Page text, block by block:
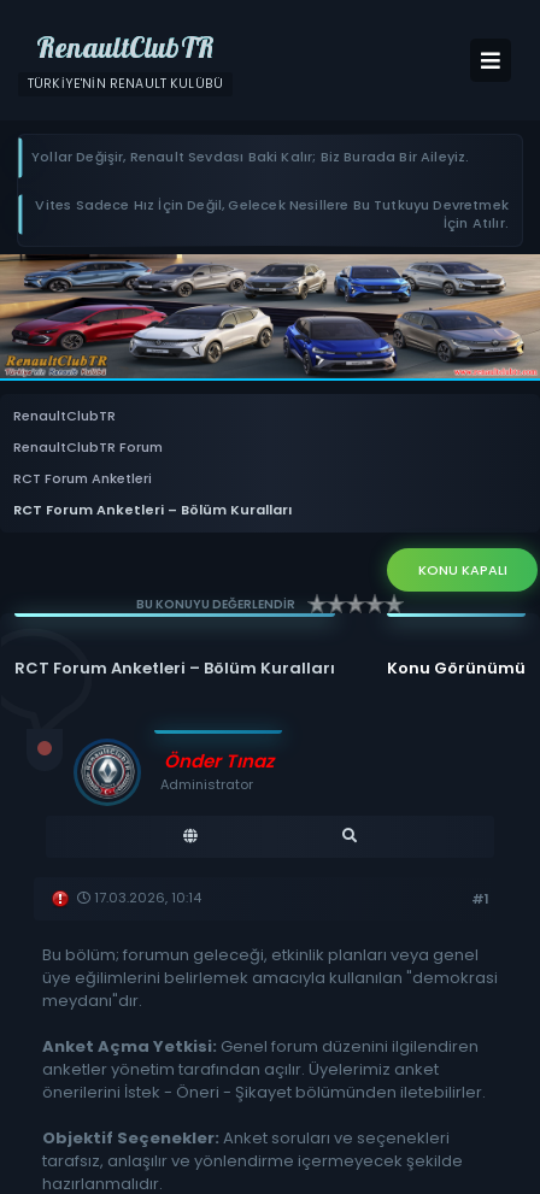
RenaultClubTR
TÜRKIYE'NIN RENAULT KULÜBÜ
Yollar Değişir, Renault Sevdası Baki Kalır; Biz Burada Bir Aileyiz.
Vites Sadece Hız İçin Değil, Gelecek Nesillere Bu Tutkuyu Devretmek
İçin Atılır.
RenaultClubTR
RenaultClubTR Forum
RCT Forum Anketleri
RCT Forum Anketleri – Bölüm Kuralları
KONU KAPALI
BU KONUYU DEĞERLENDİR
Konu Görünümü
RCT Forum Anketleri – Bölüm Kuralları
Önder Tınaz
Administrator
17.03.2026, 10:14 #1
Bu bölüm; forumun geleceği, etkinlik planları veya genel
üye eğilimlerini belirlemek amacıyla kullanılan "demokrasi
meydanı"dır.
Anket Açma Yetkisi: Genel forum düzenini ilgilendiren
anketler yönetim tarafından açılır. Üyelerimiz anket
önerilerini İstek - Öneri - Şikayet bölümünden iletebilirler.
Objektif Seçenekler: Anket soruları ve seçenekleri
tarafsız, anlaşılır ve yönlendirme içermeyecek şekilde
hazırlanmalıdır.